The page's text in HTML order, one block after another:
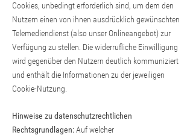
Cookies, unbedingt erforderlich sind, um dem den
Nutzern einen von ihnen ausdrücklich gewünschten
Telemediendienst (also unser Onlineangebot) zur
Verfügung zu stellen. Die widerrufliche Einwilligung
wird gegenüber den Nutzern deutlich kommuniziert
und enthält die Informationen zu der jeweiligen
Cookie-Nutzung.
Hinweise zu datenschutzrechtlichen
Rechtsgrundlagen:Auf welcher